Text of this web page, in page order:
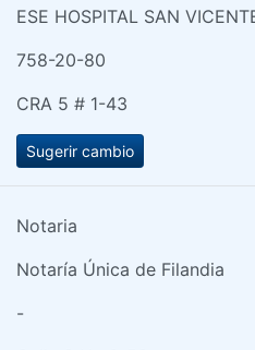
ESE HOSPITAL SAN
758-20-80
CRA 5 # 1-43
Sugerir cambio
Notaria
Notaría Única de Filandia
-